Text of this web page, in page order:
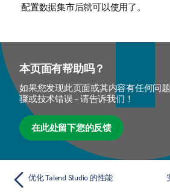
配置数据集市后就可以使用了。
本页面有帮助吗？
如果您发现此页面或其内容有任何问
骤或技术错误 – 请告诉我们！
在此处留下您的反馈
优化 Talend Studio 的性能